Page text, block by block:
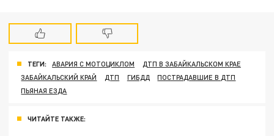
ТЕГИ: АВАРИЯ С МОТОЦИКЛОМ
ДТП В ЗАБАЙКАЛЬСКОМ КРАЕ
ЗАБАЙКАЛЬСКИЙ КРАЙ
ДТП ГИБДД
ПОСТРАДАВШИЕ В ДТП
ПЬЯНАЯ ЕЗДА
ЧИТАЙТЕ ТАКЖЕ: